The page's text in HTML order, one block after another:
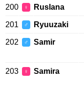
200 ♀ Ruslana
201 ♂ Ryuuzaki
202 ♂ Samir
203 ♀ Samira